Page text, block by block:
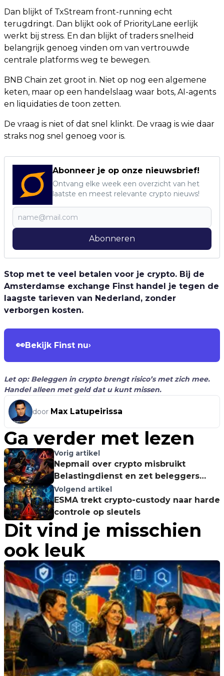
Dan blijkt of TxStream front-running echt
terugdringt. Dan blijkt ook of PriorityLane eerlijk
werkt bij stress. En dan blijkt of traders snelheid
belangrijk genoeg vinden om van vertrouwde
centrale platforms weg te bewegen.
BNB Chain zet groot in. Niet op nog een algemene
keten, maar op een handelslaag waar bots, AI-agents
en liquidaties de toon zetten.
De vraag is niet of dat snel klinkt. De vraag is wie daar
straks nog snel genoeg voor is.
Abonneer je op onze nieuwsbrief!
Ontvang elke week een overzicht van het
laatste en meest relevante crypto nieuws!
Abonneren
Stop met te veel betalen voor je crypto. Bij de
Amsterdamse exchange Finst handel je tegen de
laagste tarieven van Nederland, zonder
verborgen kosten.
👀Bekijk Finst nu›
Let op: Beleggen in crypto brengt risico’s met zich mee.
Handel alleen met geld dat u kunt missen.
door Max Latupeirissa
Ga verder met lezen
Vorig artikel
Nepmail over crypto misbruikt
Belastingdienst en zet beleggers
klem
Volgend artikel
ESMA trekt crypto-custody naar harde
controle op sleutels
Dit vind je misschien
ook leuk